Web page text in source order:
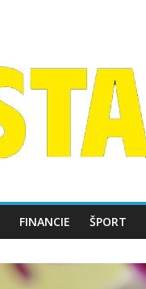
FINANCIE ŠPORT